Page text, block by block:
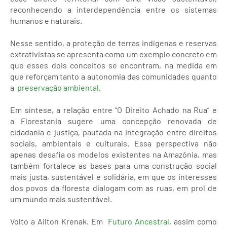
reconhecendo a interdependência entre os sistemas
humanos e naturais.
Nesse sentido, a proteção de terras indígenas e reservas
extrativistas se apresenta como um exemplo concreto em
que esses dois conceitos se encontram, na medida em
que reforçam tanto a autonomia das comunidades quanto
a preservação ambiental.
Em síntese, a relação entre “O Direito Achado na Rua” e
a Florestania sugere uma concepção renovada de
cidadania e justiça, pautada na integração entre direitos
sociais, ambientais e culturais. Essa perspectiva não
apenas desafia os modelos existentes na Amazônia, mas
também fortalece as bases para uma construção social
mais justa, sustentável e solidária, em que os interesses
dos povos da floresta dialogam com as ruas, em prol de
um mundo mais sustentável.
Volto a Ailton Krenak. Em Futuro Ancestral, assim como